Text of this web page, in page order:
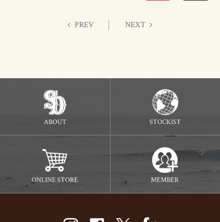
PREV NEXT